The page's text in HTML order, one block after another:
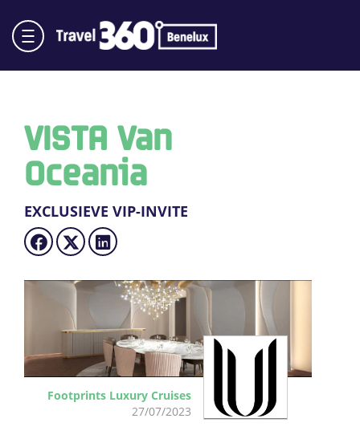
VISTA Van
Oceania
EXCLUSIEVE VIP-INVITE
Footprints Luxury Cruises
27/07/2023